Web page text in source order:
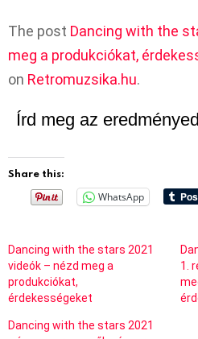
The post Dancing with the
meg a produkciókat,
on Retromuzsika.hu.
Írd meg az
Share this:
WhatsApp
Dancing with the stars 2021
videók – nézd meg a
produkciókat,
érdekességeket
1.
Dancing with the stars 2021